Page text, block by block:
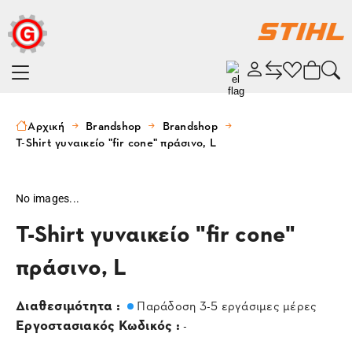
Αρχική Brandshop
Brandshop
T-Shirt γυναικείο "fir cone" πράσινο, L
No images...
T-Shirt γυναικείο "fir cone"
πράσινο, L
Διαθεσιμότητα : Παράδοση 3-5 εργάσιμες μέρες
Εργοστασιακός Κωδικός : -